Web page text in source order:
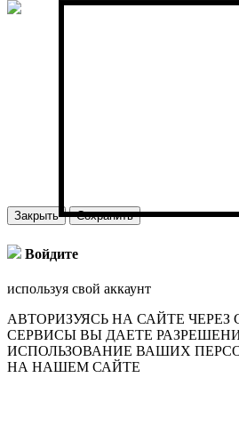
Закрыть Сохранить
Войдите
используя свой аккаунт
АВТОРИЗУЯСЬ НА САЙТЕ
СЕРВИСЫ ВЫ ДАЕТЕ
ИСПОЛЬЗОВАНИЕ ВАШИХ
НА НАШЕМ САЙТЕ